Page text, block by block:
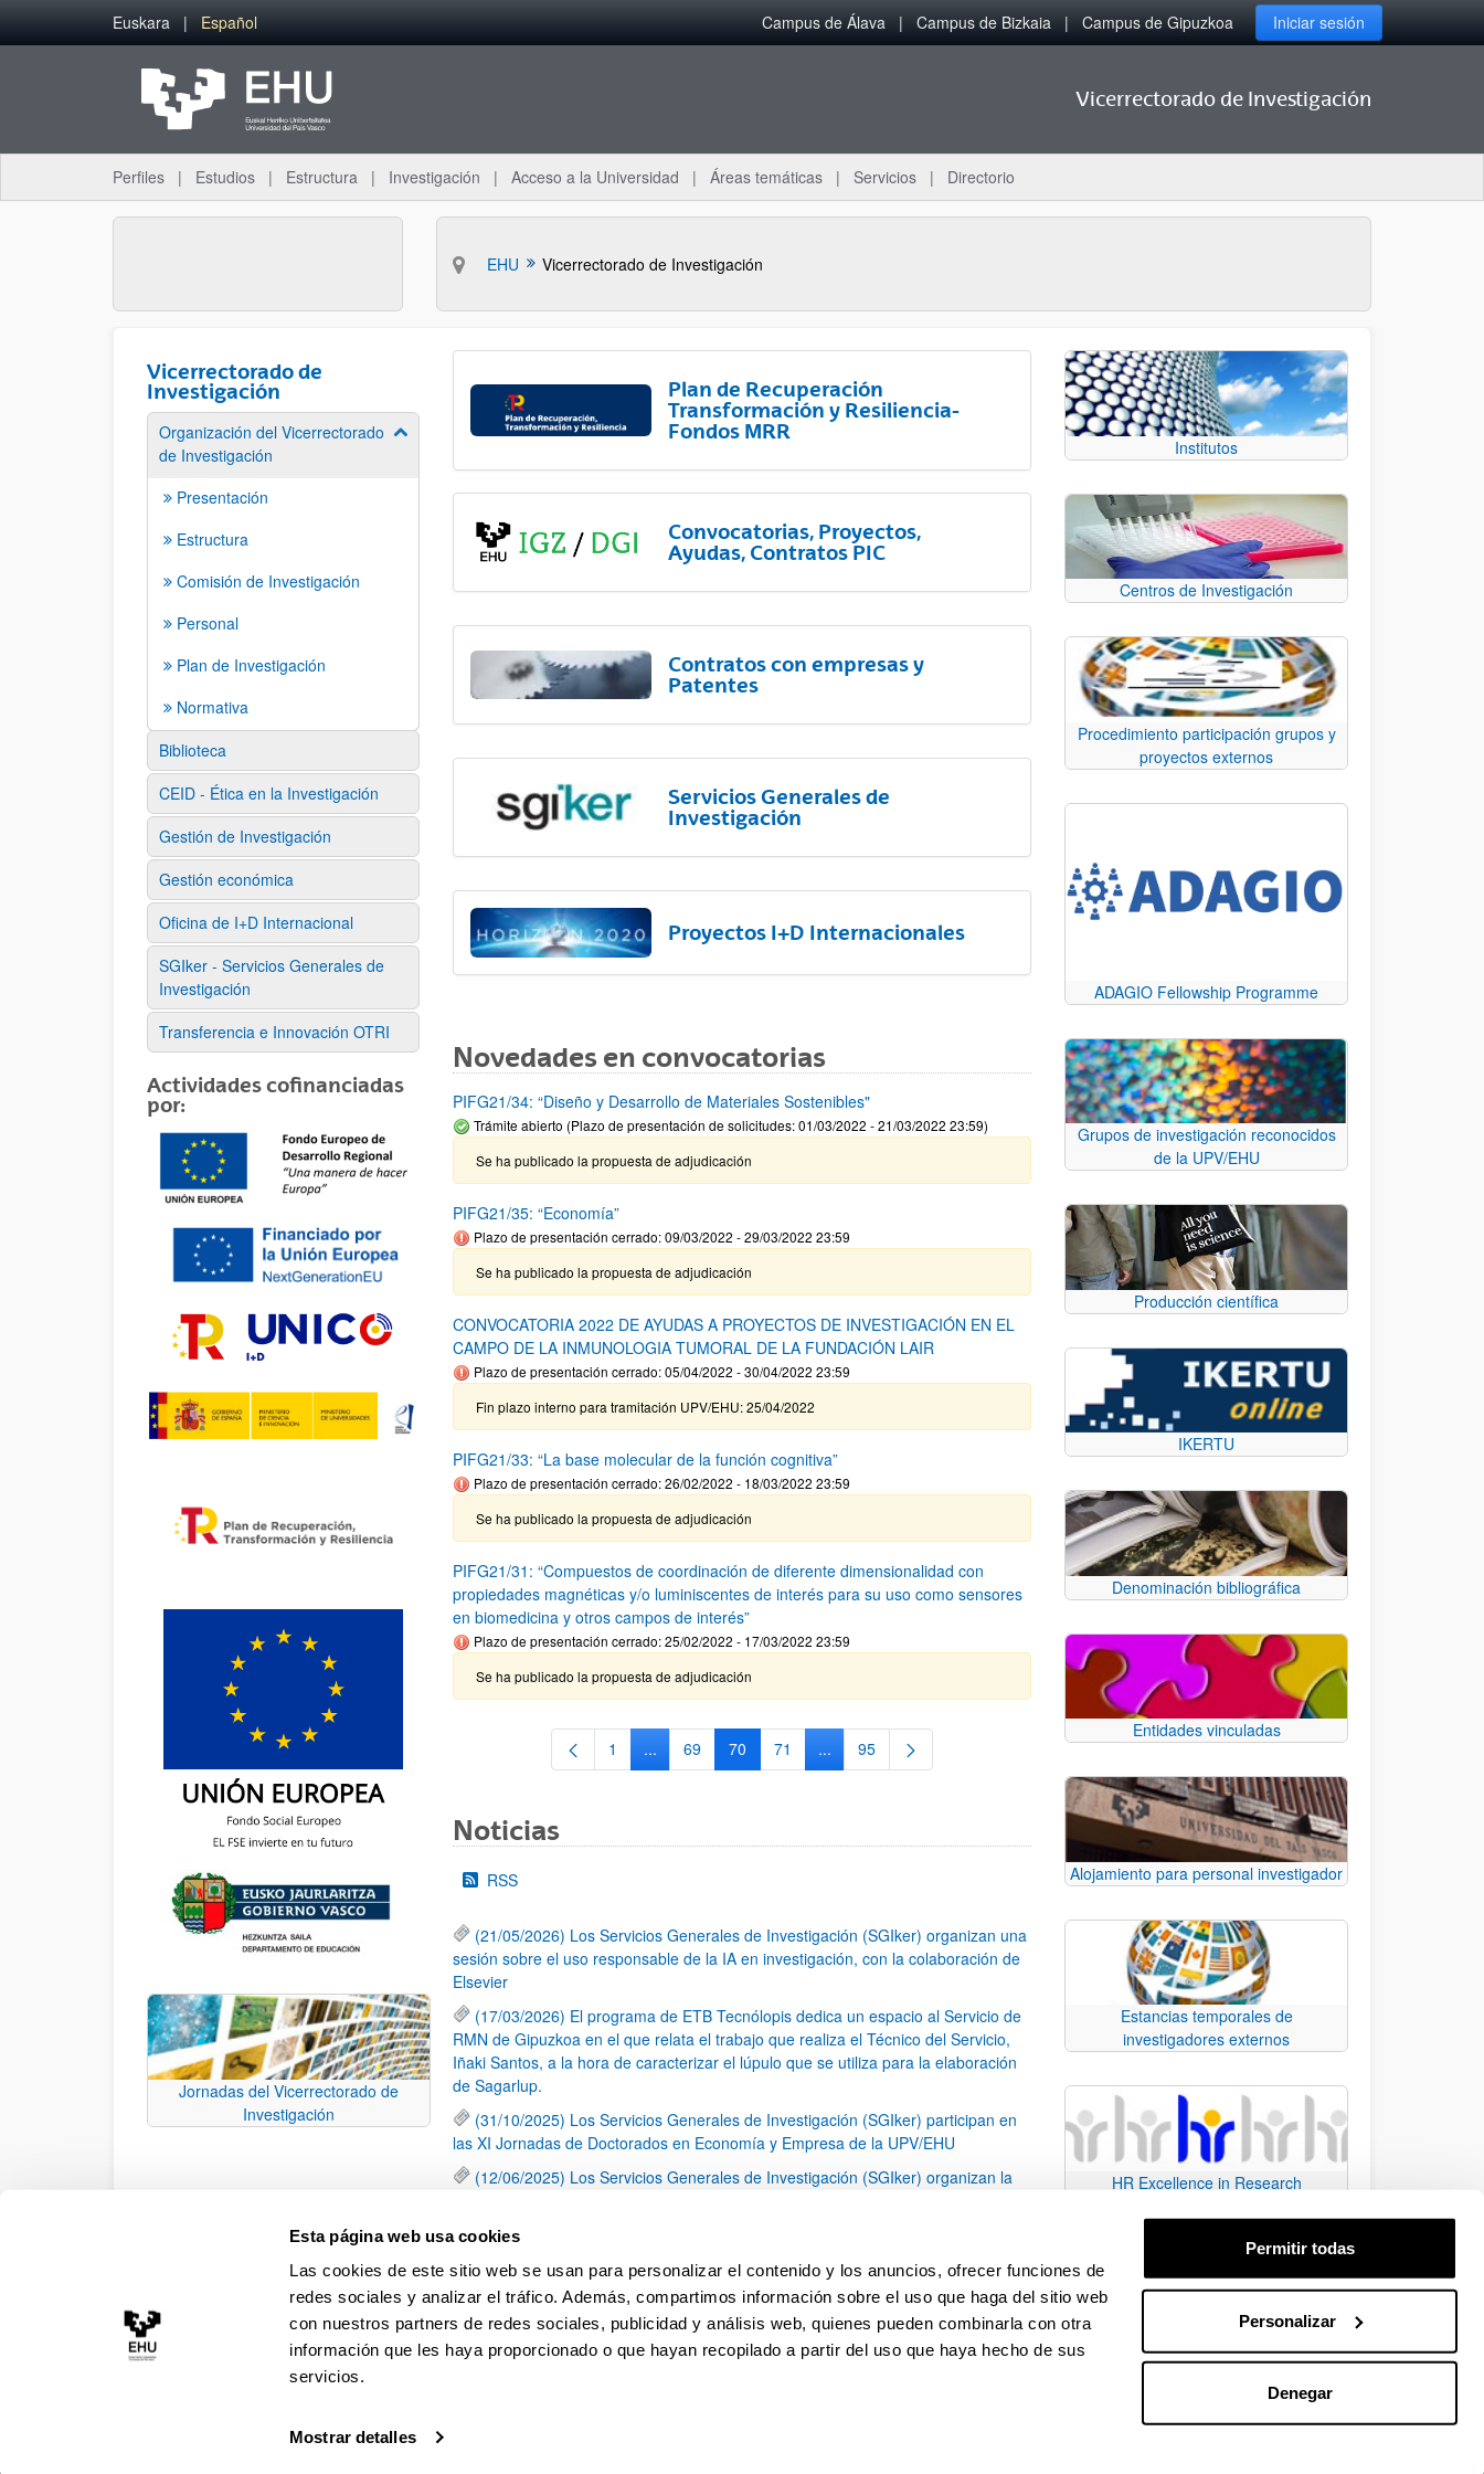
Esta página web usa cookies
Las cookies de este sitio web se usan para personalizar el contenido y los anuncios, ofrecer funciones de
redes sociales y analizar el tráfico. Además, compartimos información sobre el uso que haga del sitio web
con nuestros partners de redes sociales, publicidad y análisis web, quienes pueden combinarla con otra
información que les haya proporcionado o que hayan recopilado a partir del uso que haya hecho de sus
servicios.
Mostrar detalles
Permitir todas
Personalizar
Denegar
Saltar al contenido principal
Euskara Español Campus de Álava Campus de Bizkaia Campus de Gipuzkoa Iniciar sesión
Vicerrectorado de Investigación
Perfiles Estudios Estructura Investigación Acceso a la Universidad Áreas temáticas Servicios Directorio
EHU Vicerrectorado de Investigación
Vicerrectorado de
Investigación
Organización del Vicerrectorado
de Investigación
Mostrar/ocultar subpáginas
Presentación
Estructura
Comisión de Investigación
Personal
Plan de Investigación
Normativa
Biblioteca
CEID - Ética en la Investigación
Gestión de Investigación
Gestión económica
Oficina de I+D Internacional
SGIker - Servicios Generales de
Investigación
Transferencia e Innovación OTRI
Actividades cofinanciadas
por:
Jornadas del Vicerrectorado de
Investigación
Plan de Recuperación
Transformación y Resiliencia-
Fondos MRR
Convocatorias, Proyectos,
Ayudas, Contratos PIC
Contratos con empresas y
Patentes
Servicios Generales de
Investigación
Proyectos I+D Internacionales
Novedades en convocatorias
PIFG21/34: “Diseño y Desarrollo de Materiales Sostenibles"
Trámite abierto (Plazo de presentación de solicitudes: 01/03/2022 - 21/03/2022 23:59)
Se ha publicado la propuesta de adjudicación
PIFG21/35: “Economía”
Plazo de presentación cerrado: 09/03/2022 - 29/03/2022 23:59
Se ha publicado la propuesta de adjudicación
CONVOCATORIA 2022 DE AYUDAS A PROYECTOS DE INVESTIGACIÓN EN EL
CAMPO DE LA INMUNOLOGIA TUMORAL DE LA FUNDACIÓN LAIR
Plazo de presentación cerrado: 05/04/2022 - 30/04/2022 23:59
Fin plazo interno para tramitación UPV/EHU: 25/04/2022
PIFG21/33: “La base molecular de la función cognitiva”
Plazo de presentación cerrado: 26/02/2022 - 18/03/2022 23:59
Se ha publicado la propuesta de adjudicación
PIFG21/31: “Compuestos de coordinación de diferente dimensionalidad con
propiedades magnéticas y/o luminiscentes de interés para su uso como sensores
en biomedicina y otros campos de interés”
Plazo de presentación cerrado: 25/02/2022 - 17/03/2022 23:59
Se ha publicado la propuesta de adjudicación
Página
1 ...Páginas intermedias Use TAB para desplazarse.
Página
69 Página
70 Página
71 ...Páginas intermedias Use TAB para desplazarse.
Página
95
Noticias
RSS
(21/05/2026) Los Servicios Generales de Investigación (SGIker) organizan una
sesión sobre el uso responsable de la IA en investigación, con la colaboración de
Elsevier
(17/03/2026) El programa de ETB Tecnólopis dedica un espacio al Servicio de
RMN de Gipuzkoa en el que relata el trabajo que realiza el Técnico del Servicio,
Iñaki Santos, a la hora de caracterizar el lúpulo que se utiliza para la elaboración
de Sagarlup.
(31/10/2025) Los Servicios Generales de Investigación (SGIker) participan en
las XI Jornadas de Doctorados en Economía y Empresa de la UPV/EHU
(12/06/2025) Los Servicios Generales de Investigación (SGIker) organizan la
una caracterización química de dos variedades de lúpulo silvestre
Página
1 Página
2 Página
3 ...
Páginas intermedias Use TAB para desplazarse.
Página
79
Institutos
Centros de Investigación
Procedimiento participación grupos y
proyectos externos
ADAGIO Fellowship Programme
Grupos de investigación reconocidos
de la UPV/EHU
Producción científica
IKERTU
Denominación bibliográfica
Entidades vinculadas
Alojamiento para personal investigador
Estancias temporales de
investigadores externos
HR Excellence in Research